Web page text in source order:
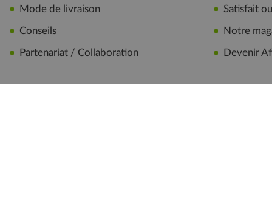
Mode de livraison
Conseils
Partenariat / Collaboration
Satisfait
Notre
Devenir